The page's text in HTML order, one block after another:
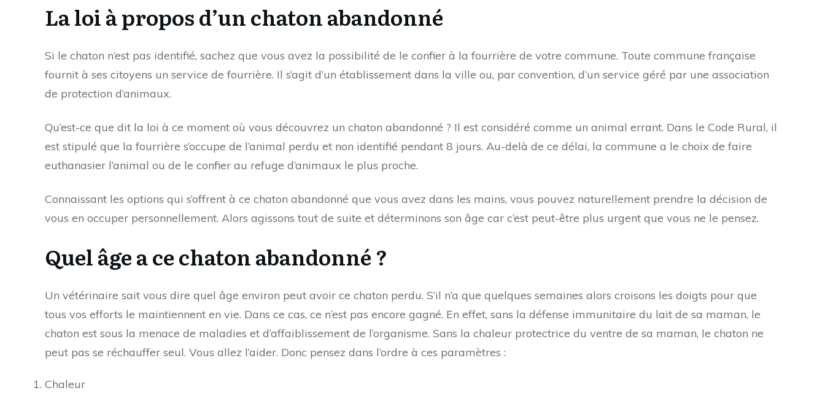
La loi à propos d’un chaton abandonné
Si le chaton n’est pas identifié, sachez que vous avez la possibilité de le confier à la fourrière de votre commune. Toute commune française
fournit à ses citoyens un service de fourrière. Il s’agit d’un établissement dans la ville ou, par convention, d’un service géré par une association
de protection d’animaux.
Qu’est-ce que dit la loi à ce moment où vous découvrez un chaton abandonné ? Il est considéré comme un animal errant. Dans le Code Rural, il
est stipulé que la fourrière s’occupe de l’animal perdu et non identifié pendant 8 jours. Au-delà de ce délai, la commune a le choix de faire
euthanasier l’animal ou de le confier au refuge d’animaux le plus proche.
Connaissant les options qui s’offrent à ce chaton abandonné que vous avez dans les mains, vous pouvez naturellement prendre la décision de
vous en occuper personnellement. Alors agissons tout de suite et déterminons son âge car c’est peut-être plus urgent que vous ne le pensez.
Quel âge a ce chaton abandonné ?
Un vétérinaire sait vous dire quel âge environ peut avoir ce chaton perdu. S’il n’a que quelques semaines alors croisons les doigts pour que
tous vos efforts le maintiennent en vie. Dans ce cas, ce n’est pas encore gagné. En effet, sans la défense immunitaire du lait de sa maman, le
chaton est sous la menace de maladies et d’affaiblissement de l’organisme. Sans la chaleur protectrice du ventre de sa maman, le chaton ne
peut pas se réchauffer seul. Vous allez l’aider. Donc pensez dans l’ordre à ces paramètres :
Chaleur